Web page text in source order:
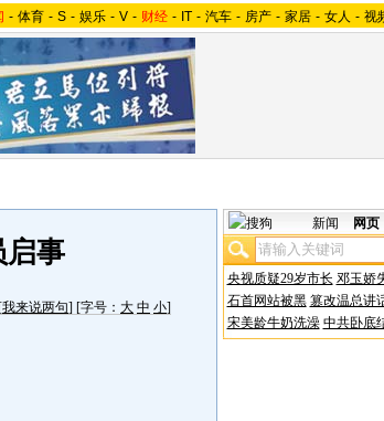
- 体育 - S - 娱乐 - V - 财经 - IT - 汽车 - 房产 - 家居 - 女人 - 视
启事
[我来说两句] [字号： 大 中 小]
新闻 网页
央视质疑29岁市长 邓玉娇
石首网站被黑 篡改温总讲
宋美龄牛奶洗澡 中共卧底